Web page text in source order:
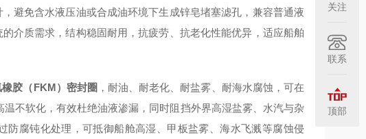
避免含水液压油或合成油环境下生成锌皂堵塞滤孔，兼容普通液
介质需求，结构稳固耐用，抗疲劳、抗老化性能优异，适应船舶
胶（FKM）密封圈 ，耐油、耐老化、耐盐雾、耐海水腐蚀，可在
不软化，有效杜绝油液渗漏，同时阻挡外界高湿盐雾、水汽与杂
防腐钝化处理，可抵御船舱高湿、甲板盐雾、海水飞溅等腐蚀侵
关注
联系
顶部